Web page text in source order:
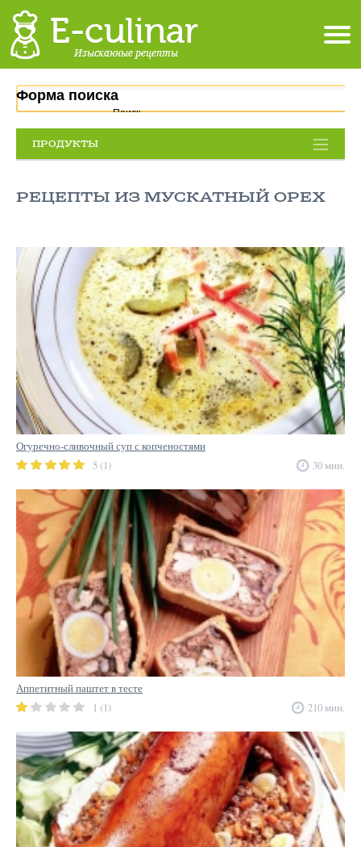
Форма поиска
Поиск
ПРОДУКТЫ
РЕЦЕПТЫ ИЗ МУСКАТНЫЙ ОРЕХ
Огуречно-сливочный суп с копченостями
5 (1)
30 мин.
Аппетитный паштет в тесте
1 (1)
210 мин.